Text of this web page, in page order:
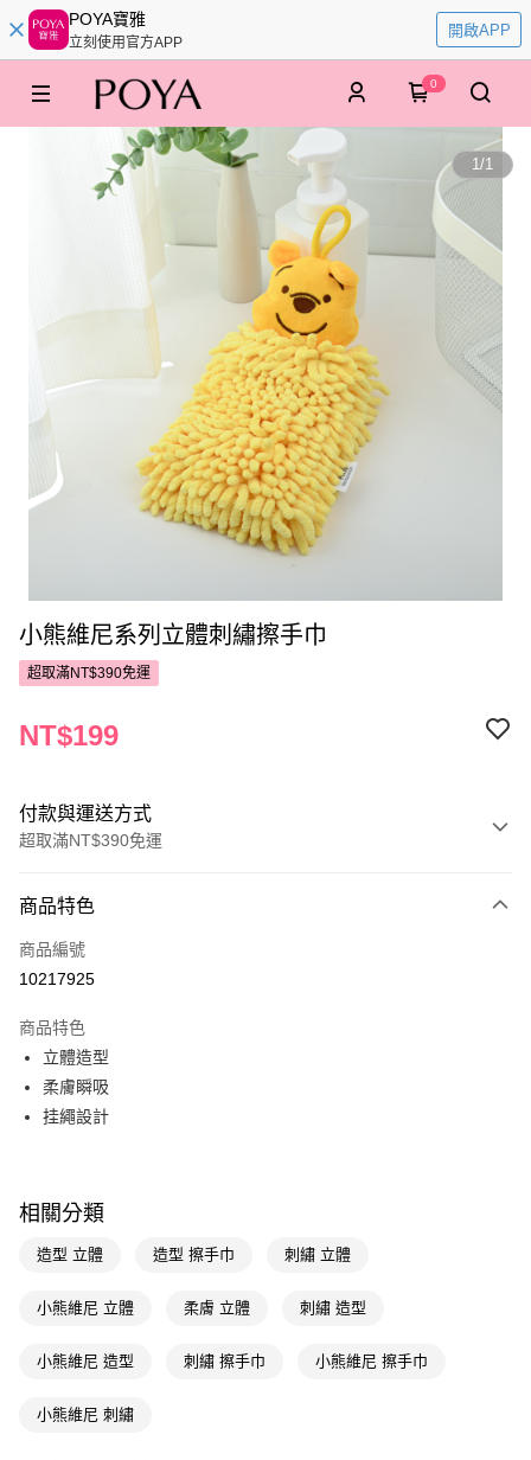
POYA寶雅
立刻使用官方APP
開啟APP
0
1/1
小熊維尼系列立體刺繡擦手巾
超取滿NT$390免運
NT$199
付款與運送方式
超取滿NT$390免運
POYA支付
信用卡一次付款
LINE Pay
Apple Pay
Google Pay
相關說明
便利好安心！
２．便利：只要手機號碼，簡訊認證，即可結帳。
商品特色
商品編號
10217925
商品特色
立體造型
柔膚瞬吸
挂繩設計
相關分類
造型 立體 造型 擦手巾 刺繡 立體
小熊維尼 立體 柔膚 立體 刺繡 造型
小熊維尼 造型 刺繡 擦手巾 小熊維尼 擦手巾
小熊維尼 刺繡